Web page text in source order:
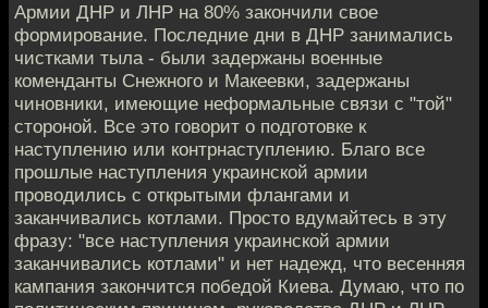
Армии ДНР и ЛНР на 80% закончили свое
формирование. Последние дни в ДНР занимались
чистками тыла - были задержаны военные
коменданты Снежного и Макеевки, задержаны
чиновники, имеющие неформальные связи с "той"
стороной. Все это говорит о подготовке к
наступлению или контрнаступлению. Благо все
прошлые наступления украинской армии
проводились с открытыми флангами и
заканчивались котлами. Просто вдумайтесь в эту
фразу: "все наступления украинской армии
заканчивались котлами" и нет надежд, что весенняя
кампания закончится победой Киева. Думаю, что по